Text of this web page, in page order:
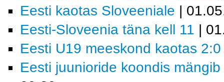
Eesti kaotas Sloveeniale |
Eesti-Sloveenia täna kell 11 |
Eesti U19 meeskond kaotas
Eesti juunioride koondis